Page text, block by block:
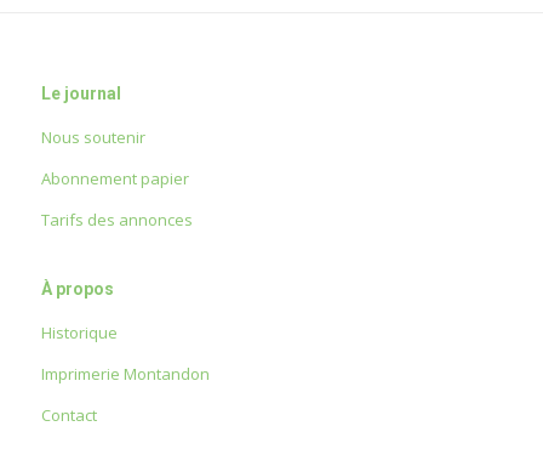
Le journal
Nous soutenir
Abonnement papier
Tarifs des annonces
À propos
Historique
Imprimerie Montandon
Contact